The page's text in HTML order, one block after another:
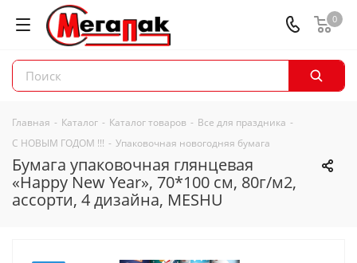
0
Главная - Каталог - Каталог товаров - Все для праздника -
С НОВЫМ ГОДОМ !!! - Упаковочная новогодняя бумага
Бумага упаковочная глянцевая
«Happy New Year», 70*100 см, 80г/м2,
ассорти, 4 дизайна, MESHU